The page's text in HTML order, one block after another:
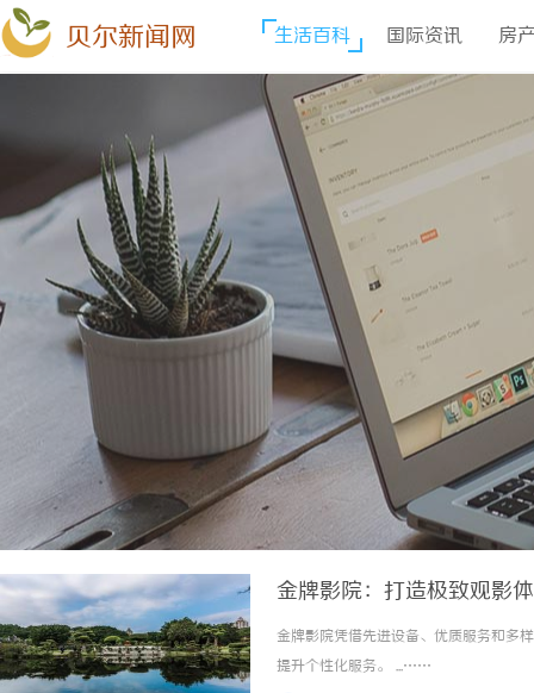
贝尔新闻网 生活百科 国际资讯 房
金牌影院：打造极致观影
金牌影院凭借先进设备、优质服务和多
提升个性化服务。 ...……